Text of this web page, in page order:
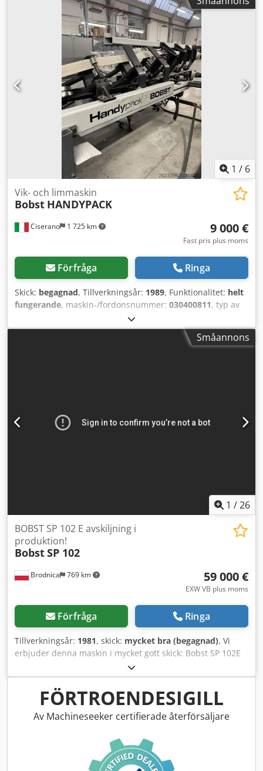
System för att förhindra att ark fastnar + 5 000,00 euro
Kalllimningssystem Zator, 3 limpistoler + 3 000,00 euro
Varmlimningssystem Robatec, 3 limpistoler + 8 000,00 euro
Dodpfszlapgsx Aatsck Handypack Vega-system + 3 000,00
1 / 6
Ciserano 1 725 km
Vik- och limmaskin
Bobst HANDYPACK
9 000 €
Fast pris plus moms
Förfråga Ringa
Skick: begagnad, Tillverkningsår: 1989, Funktionalitet: helt
fungerande, maskin-/fordonsnummer: 030400811, typ av
, Original Bobst HANDYPACK-
samlare, i gott skick, begagnad och renoverad.
Utskjutningen sker till höger (DX), men kan även justeras
Småannons
1 /26
Brodnica 769 km
BOBST SP 102 E avskiljning i
produktion!
BobstSP 102
59 000 €
EXW VB plus moms
Förfråga Ringa
Tillverkningsår: 1981, skick: mycket bra (begagnad), Vi
erbjuder denna maskin i mycket gott skick: Bobst SP 102E
Autoplaten, tillverkad 1981. Tillverkare: Bobst/Schweiz
Modell: SP 102E Autoplaten Dcodpfxey H Dl Do Aatek
Tillverkningsår: 1981 Skick: Mycket gott
Utrensningssektion, Fortfarande i drift, Tillgänglig från
augusti 2026 Maskinen är fortfarande i produktion.
tryckeri, utrustad med utrensningssektion. Tillgänglig från
augusti 2026. Inga mellanhänder – direkt från polskt
tryckeri!!! Pris: 59 000 EUR EXW Priset kan diskuteras
FÖRTROENDESIGILL
Av Machineseeker certifierade återförsäljare